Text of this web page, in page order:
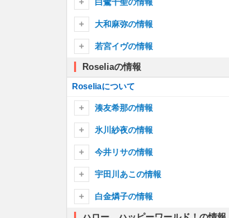
切ないSandglass
What’s the POPIPA!?
イニシャル
White Afternoon
夢を打ち抜く瞬間に！
開けたらDream！
Step×Step！
ミライトレイン
Breakthrough!
Photograph
Crow Song
らしさ
午夜の待ち合わせ
アイのシナリオ
天ノ弱
インフェルノ
ロキ
カサブタ
みくみくにしてあげる♪【してやんよ】
気まぐれロマンティック
Fantastic future
DISCOTHEQUE
ゆりゆららららゆるゆり大事件
奏(かなで)
Q&Aリサイタル！
ときめきポポロン♪
春擬き
Sing Alive
Singing “OURS”
Sprechchor
Our Carol
魂のルフラン
Hacking to the Gate
ETERNAL BLAZE
紅蓮の弓矢
The Everlasting Guilty Crown
Red fraction
深愛
Dragon Night
fantastic dreamer
太陽曰く燃えよカオス
GO! GO! MANIAC
新宝島
エイリアンエイリアン
回レ！雪月花
StaRt
ノーポイッ！
恋愛裁判
上海ハニー
氷川日菜のキャラ一覧
白鷺千聖の情報
白鷺千聖のプロフィール
白鷺千聖のキャラ一覧
大和麻弥の情報
大和麻弥のプロフィール
大和麻弥のキャラ一覧
若宮イヴの情報
若宮イヴのプロフィール
若宮イヴのキャラ一覧
Roseliaの情報
Roseliaについて
湊友希那の情報
湊友希那のプロフィール
湊友希那のキャラ一覧
氷川紗夜の情報
氷川紗夜のプロフィール
氷川紗夜のキャラ一覧
今井リサの情報
今井リサのプロフィール
今井リサのキャラ一覧
宇田川あこの情報
宇田川あこのプロフィール
宇田川あこのキャラ一覧
白金燐子の情報